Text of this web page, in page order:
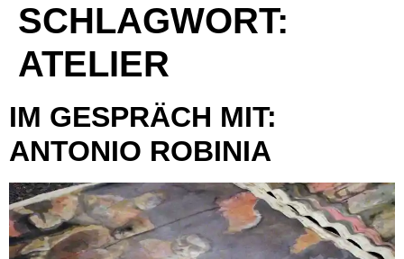
SCHLAGWORT:
ATELIER
IM GESPRÄCH MIT:
ANTONIO ROBINIA